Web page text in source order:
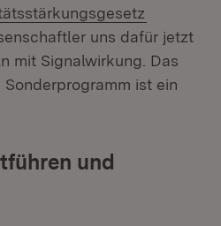
uns dafür jetzt
mit Signalwirkung. Das
ist ein
und